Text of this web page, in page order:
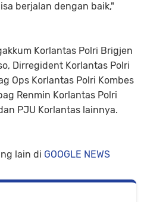
berjalan dengan baik,"
Korlantas Polri Brigjen
Dirregident Korlantas Polri
Ops Korlantas Polri Kombes
Renmin Korlantas Polri
PJU Korlantas lainnya.
lain di GOOGLE NEWS